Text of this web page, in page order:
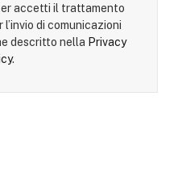
accetti il trattamento
di comunicazioni
descritto nella Privacy
.